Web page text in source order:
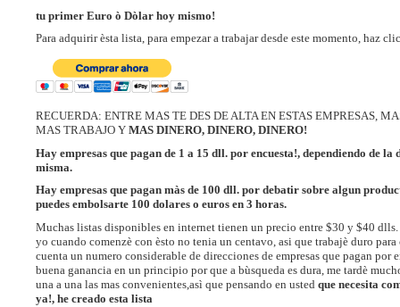
tu primer Euro ò Dòlar hoy mismo!
Para adquirir èsta lista, para empezar a trabajar desde este momento, haz
RECUERDA: ENTRE MAS TE DES DE ALTA EN ESTAS EMPRESAS,
MAS TRABAJO Y MAS DINERO, DINERO, DINERO!
Hay empresas que pagan de 1 a 15 dll. por encuesta!, dependiendo de la
misma.
Hay empresas que pagan màs de 100 dll. por debatir sobre algun
puedes embolsarte 100 dolares o euros en 3 horas.
Muchas listas disponibles en internet tienen un precio entre $30 y $40 dlls.
yo cuando comenzè con èsto no tenia un centavo, asi que trabajè duro
cuenta un numero considerable de direcciones de empresas que pagan por
buena ganancia en un principio por que a bùsqueda es dura, me tardè
una a una las mas convenientes,asì que pensando en usted que necesita
ya!, he creado esta lista